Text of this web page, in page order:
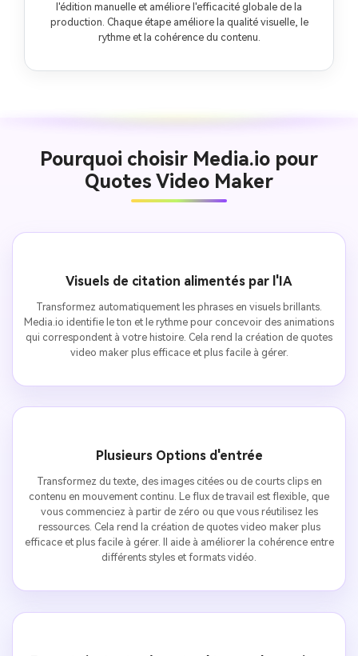
l'édition manuelle et améliore l'efficacité globale de la
production. Chaque étape améliore la qualité visuelle, le
rythme et la cohérence du contenu.
Pourquoi choisir Media.io pour
Quotes Video Maker
Visuels de citation alimentés par l'IA
Transformez automatiquement les phrases en visuels brillants.
Media.io identifie le ton et le rythme pour concevoir des animations
qui correspondent à votre histoire. Cela rend la création de quotes
video maker plus efficace et plus facile à gérer.
Plusieurs Options d'entrée
Transformez du texte, des images citées ou de courts clips en
contenu en mouvement continu. Le flux de travail est flexible, que
vous commenciez à partir de zéro ou que vous réutilisez les
ressources. Cela rend la création de quotes video maker plus
efficace et plus facile à gérer. Il aide à améliorer la cohérence entre
différents styles et formats vidéo.